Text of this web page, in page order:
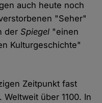
auch heute noch
"Seher"
derSpiegel "einen
Kulturgeschichte"
Zeitpunkt fast
über 1100. In